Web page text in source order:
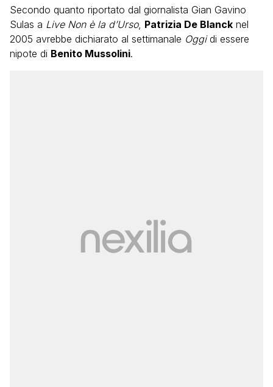
Secondo quanto riportato dal giornalista Gian Gavino
Sulas a Live Non è la d’Urso, Patrizia De Blanck nel
2005 avrebbe dichiarato al settimanale Oggidi essere
nipote di Benito Mussolini.